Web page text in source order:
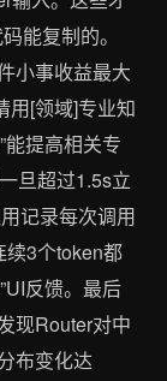
能复制的。
小事收益最大
用[领域]专业知
能提高相关专
旦超过1.5s立
记录每次调用
3个token都
反馈。最后
现Router对中
布变化达